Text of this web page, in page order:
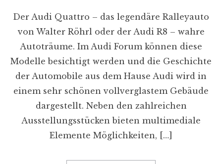
Der Audi Quattro – das legendäre Ralleyauto
von Walter Röhrl oder der Audi R8 – wahre
Autoträume. Im Audi Forum können diese
Modelle besichtigt werden und die Geschichte
der Automobile aus dem Hause Audi wird in
einem sehr schönen vollverglastem Gebäude
dargestellt. Neben den zahlreichen
Ausstellungsstücken bieten multimediale
Elemente Möglichkeiten, […]